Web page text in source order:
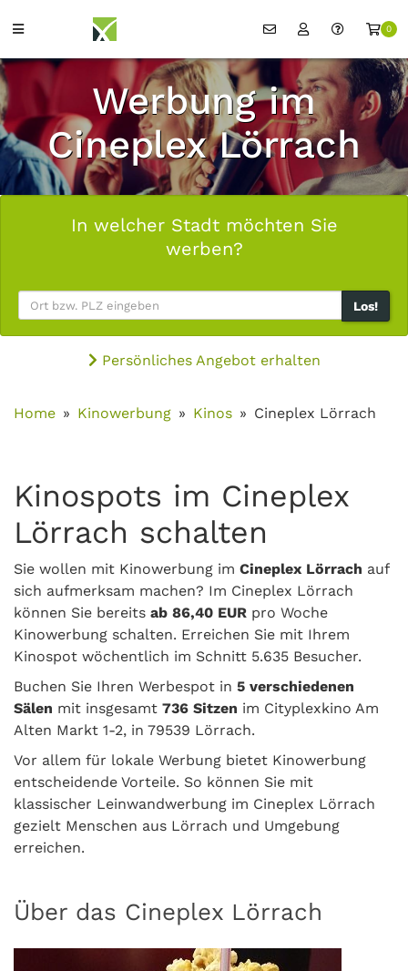
0
Werbung im
Cineplex Lörrach
In welcher Stadt möchten Sie
werben?
Los!
Persönliches Angebot erhalten
Home Kinowerbung Kinos Cineplex Lörrach
Kinospots im Cineplex
Lörrach schalten
Sie wollen mit Kinowerbung im Cineplex Lörrach auf
sich aufmerksam machen? Im Cineplex Lörrach
können Sie bereits ab 86,40 EUR pro Woche
Kinowerbung schalten. Erreichen Sie mit Ihrem
Kinospot wöchentlich im Schnitt 5.635 Besucher.
Buchen Sie Ihren Werbespot in 5 verschiedenen
Sälen mit insgesamt 736 Sitzen im Cityplexkino Am
Alten Markt 1-2, in 79539 Lörrach.
Vor allem für lokale Werbung bietet Kinowerbung
entscheidende Vorteile. So können Sie mit
klassischer Leinwandwerbung im Cineplex Lörrach
gezielt Menschen aus Lörrach und Umgebung
erreichen.
Über das Cineplex Lörrach